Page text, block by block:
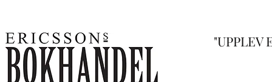
"UPPLEV